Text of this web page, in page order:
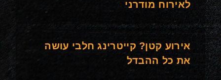
לאירוח מודרני
אירוע קטן? קייטרינג חלבי עושה
את כל ההבדל